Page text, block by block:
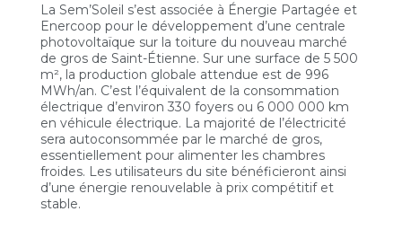
La Sem’Soleil s’est associée à Énergie Partagée et
Enercoop pour le développement d’une centrale
photovoltaïque sur la toiture du nouveau marché
de gros de Saint-Étienne. Sur une surface de 5 500
m², la production globale attendue est de 996
MWh/an. C’est l’équivalent de la consommation
électrique d’environ 330 foyers ou 6 000 000 km
en véhicule électrique. La majorité de l’électricité
sera autoconsommée par le marché de gros,
essentiellement pour alimenter les chambres
froides. Les utilisateurs du site bénéficieront ainsi
d’une énergie renouvelable à prix compétitif et
stable.